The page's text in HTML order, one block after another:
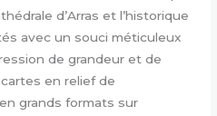
d’Arras et l’historique
avec un souci méticuleux
de grandeur et de
en relief de
grands formats sur